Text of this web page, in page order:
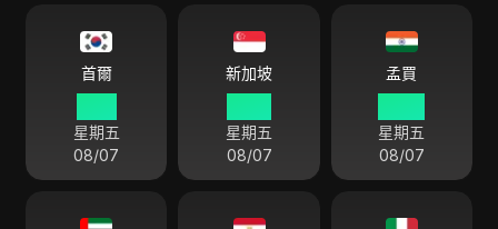
首爾
星期五
08/07
新加坡
星期五
08/07
孟買
星期五
08/07